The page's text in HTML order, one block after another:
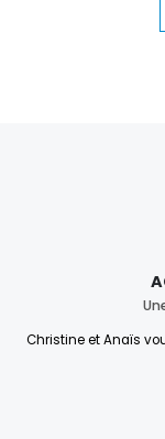
Christine et Anaïs